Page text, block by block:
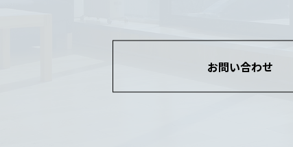
お問い合わせ